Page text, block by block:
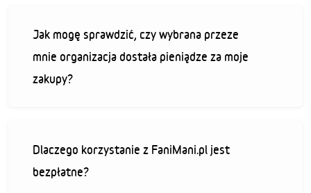
Jak mogę sprawdzić, czy wybrana przeze
mnie organizacja dostała pieniądze za moje
zakupy?
Dlaczego korzystanie z FaniMani.pl jest
bezpłatne?